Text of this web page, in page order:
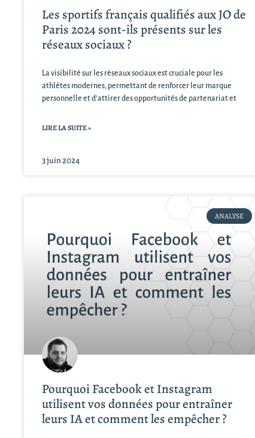
Les sportifs français qualifiés aux JO de
Paris 2024 sont-ils présents sur les
réseaux sociaux ?
La visibilité sur les réseaux sociaux est cruciale pour les
athlètes modernes, permettant de renforcer leur marque
personnelle et d’attirer des opportunités de partenariat et
LIRE LA SUITE »
3 juin 2024
ANALYSE
Pourquoi Facebook et Instagram
utilisent vos données pour entraîner
leurs IA et comment les empêcher ?